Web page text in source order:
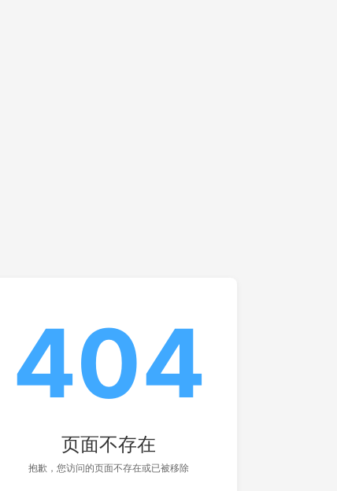
404
页面不存在
抱歉，您访问的页面不存在或已被移除